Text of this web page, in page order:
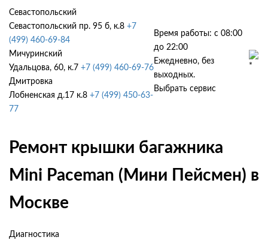
Севастопольский
Севастопольский пр. 95 б, к.8 +7
(499) 460-69-84
Мичуринский
Удальцова, 60, к.7 +7 (499) 460-69-76
Дмитровка
Лобненская д.17 к.8 +7 (499) 450-63-
77
Время работы: с 08:00
до 22:00
Ежедневно, без
выходных.
Выбрать сервис
Ремонт крышки багажника
Mini Paceman (Мини Пейсмен) в
Москве
Диагностика